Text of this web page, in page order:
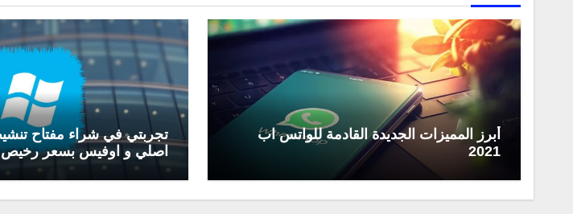
أبرز المميزات الجديدة القادمة للواتس اب
2021
اصلي و اوفيس بسعر رخيص